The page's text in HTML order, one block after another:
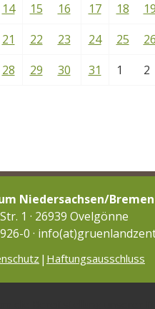
14 15 16 17 18
19
21 22 23 24 25
26
28 29 30 31 1 2
Niedersachsen/Bremen
1 · 26939 Ovelgönne
0 ·
Haftungsausschluss